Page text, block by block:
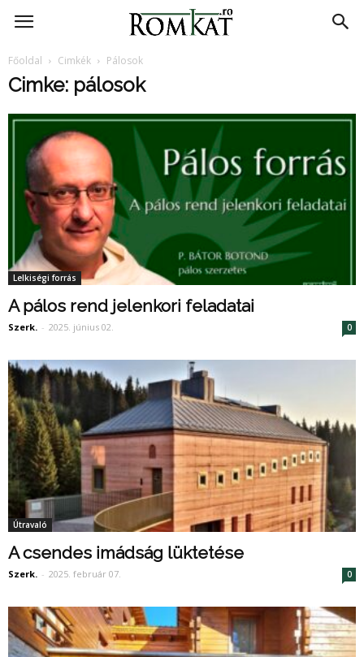
RomKat.ro
Főoldal Cimkék Pálosok
Cimke: pálosok
Lelkiségi forrás
A pálos rend jelenkori feladatai
Szerk. - 2025. június 02. 0
Útravaló
A csendes imádság lüktetése
Szerk. - 2025. február 07. 0